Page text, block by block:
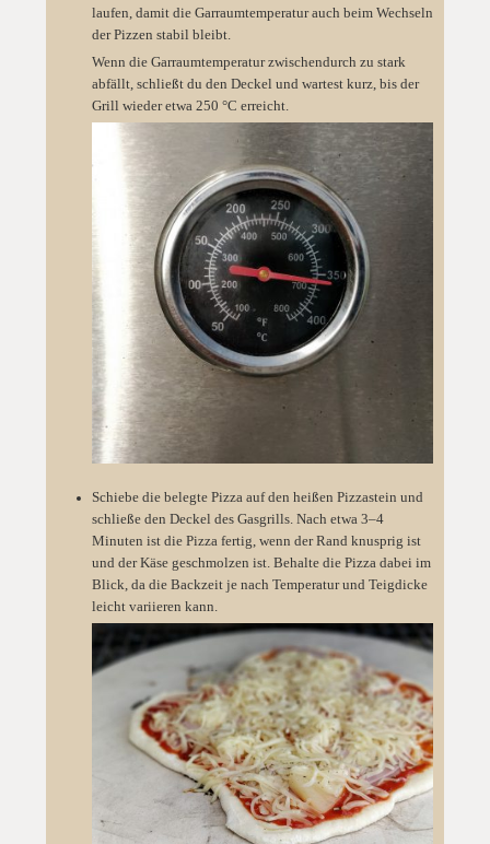
laufen, damit die Garraumtemperatur auch beim Wechseln
der Pizzen stabil bleibt.
Wenn die Garraumtemperatur zwischendurch zu stark
abfällt, schließt du den Deckel und wartest kurz, bis der
Grill wieder etwa 250 °C erreicht.
Schiebe die belegte Pizza auf den heißen Pizzastein und
schließe den Deckel des Gasgrills. Nach etwa 3–4
Minuten ist die Pizza fertig, wenn der Rand knusprig ist
und der Käse geschmolzen ist. Behalte die Pizza dabei im
Blick, da die Backzeit je nach Temperatur und Teigdicke
leicht variieren kann.